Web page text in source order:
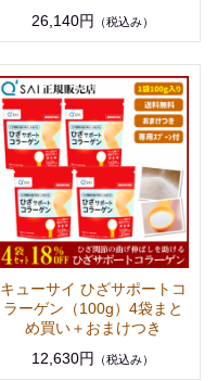
26,140円
（税込み）
キューサイ ひざサポートコ
ラーゲン（100g）4袋まと
め買い＋おまけつき
12,630円
（税込み）